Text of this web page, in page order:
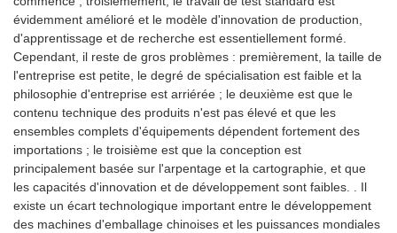
évidemment amélioré et le modèle d'innovation de production,
d'apprentissage et de recherche est essentiellement formé.
Cependant, il reste de gros problèmes : premièrement, la taille de
l'entreprise est petite, le degré de spécialisation est faible et la
philosophie d'entreprise est arriérée ; le deuxième est que le
contenu technique des produits n'est pas élevé et que les
ensembles complets d'équipements dépendent fortement des
importations ; le troisième est que la conception est
principalement basée sur l'arpentage et la cartographie, et que
les capacités d'innovation et de développement sont faibles. . Il
existe un écart technologique important entre le développement
des machines d'emballage chinoises et les puissances mondiales